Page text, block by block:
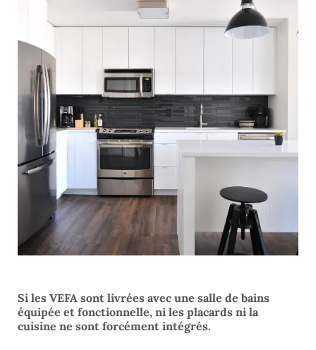
Si les VEFA sont livrées avec une salle de bains
équipée et fonctionnelle, ni les placards ni la
cuisine ne sont forcément intégrés.